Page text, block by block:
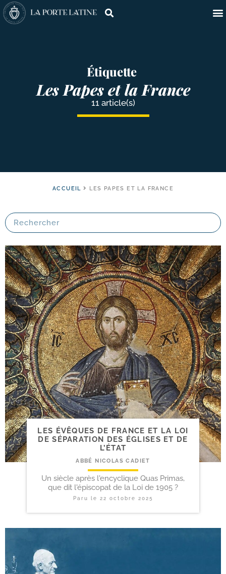
Étiquette
Les Papes et la France
11 article(s)
ACCUEIL LES PAPES ET LA FRANCE
LES ÉVÊQUES DE FRANCE ET LA LOI
DE SÉPARATION DES ÉGLISES ET DE
L’ÉTAT
ABBÉ NICOLAS CADIET
Un siècle après l'encyclique Quas Primas,
que dit l'épiscopat de la Loi de 1905 ?
Paru le 22 octobre 2025